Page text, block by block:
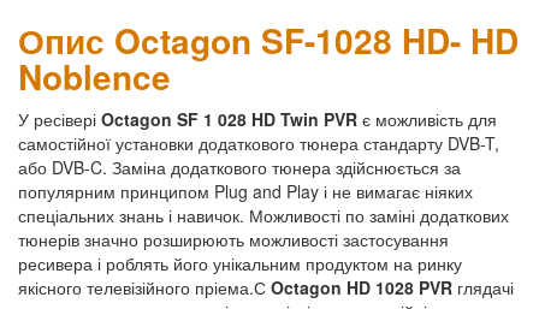
Опис Octagon SF-1028 HD- HD
Noblence
У ресівері Octagon SF 1 028 HD Twin PVR є можливість для
самостійної установки додаткового тюнера стандарту DVB-T,
або DVB-C. Заміна додаткового тюнера здійснюється за
популярним принципом Plug and Play і не вимагає ніяких
спеціальних знань і навичок. Можливості по заміні додаткових
тюнерів значно розширюють можливості застосування
ресивера і роблять його унікальним продуктом на ринку
якісного телевізійного пріема.С Octagon HD 1028 PVR глядачі